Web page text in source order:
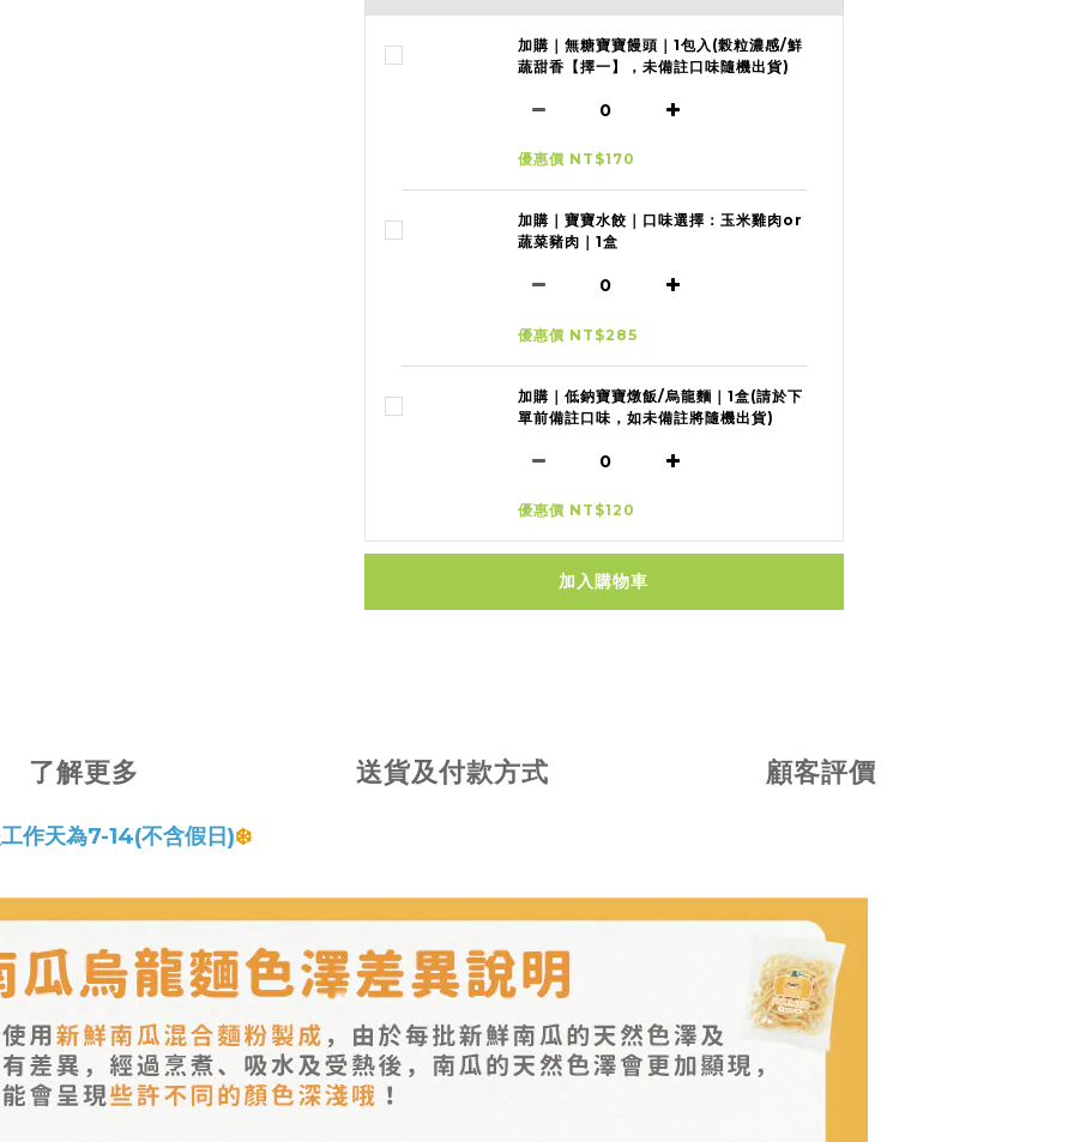
加購｜無糖寶寶饅頭｜1包入(榖粒濃感/鮮
蔬甜香【擇一】，未備註口味隨機出貨)
優惠價 NT$170
加購｜寶寶水餃｜口味選擇：玉米雞肉or
蔬菜豬肉｜1盒
優惠價 NT$285
加購｜低鈉寶寶燉飯/烏龍麵｜1盒(請於下
單前備註口味，如未備註將隨機出貨)
優惠價 NT$120
加入購物車
了解更多 送貨及付款方式 顧客評價
作天為7-14(不含假日)❄️